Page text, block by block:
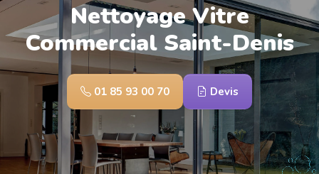
Nettoyage Vitre
Commercial Saint-Denis
01 85 93 00 70 Devis